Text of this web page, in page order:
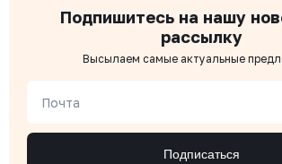
Подпишитесь на нашу
рассылку
Высылаем самые актуальные
Почта
Подписаться